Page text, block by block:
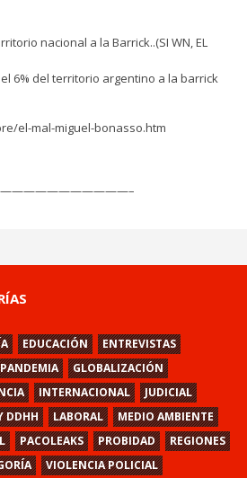
nacional a la Barrick..(SI WN, EL
6% del territorio argentino a la barrick
el-mal-miguel-bonasso.htm
EDUCACIÓN
ENTREVISTAS
GLOBALIZACIÓN
INTERNACIONAL
JUDICIAL
DDHH
LABORAL
MEDIO AMBIENTE
PACOLEAKS PROBIDAD
REGIONES
VIOLENCIA POLICIAL